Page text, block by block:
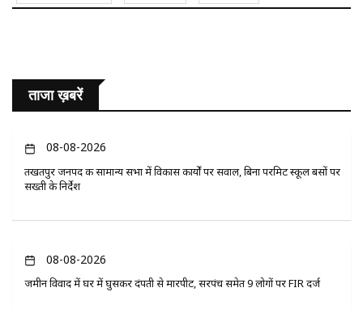
ताजा ख़बरें
08-08-2026
तखतपुर जनपद की सामान्य सभा में विकास कार्यों पर सवाल, बिना परमिट स्कूल बसों पर
सख्ती के निर्देश
08-08-2026
जमीन विवाद में घर में घुसकर दंपती से मारपीट, सरपंच समेत 9 लोगों पर FIR दर्ज